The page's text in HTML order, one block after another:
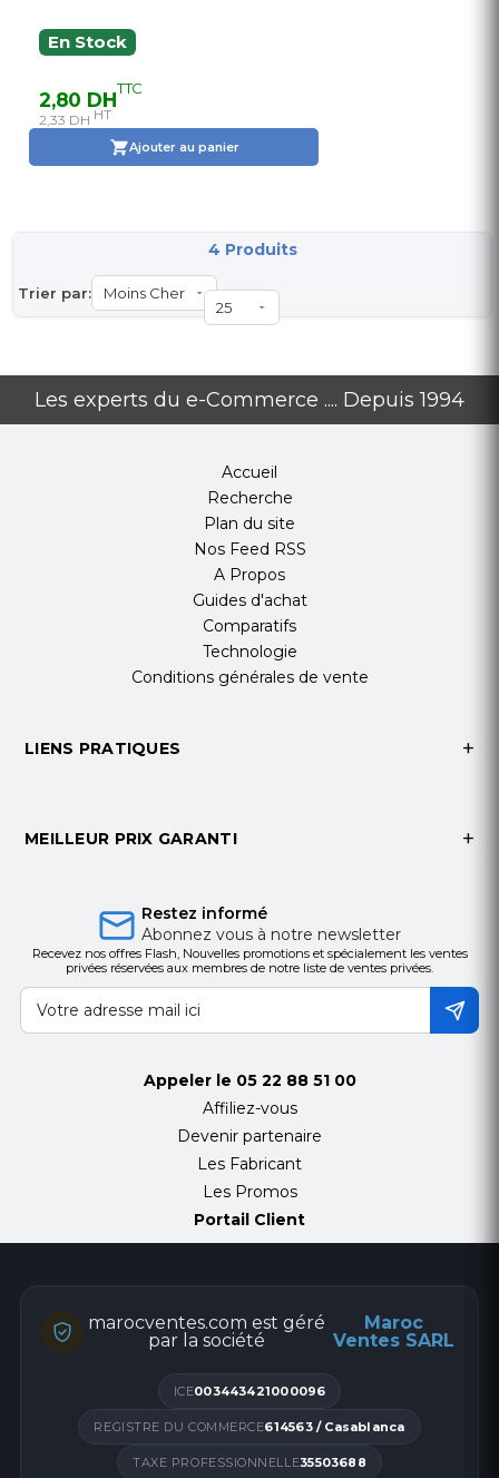
En Stock
2,80 DHTTC
2,33 DH HT
Ajouter au panier
Trier par:
4 Produits
Les experts du e-Commerce .... Depuis 1994
Accueil
Recherche
Plan du site
Nos Feed RSS
A Propos
Guides d'achat
Comparatifs
Technologie
Conditions générales de vente
LIENS PRATIQUES
MEILLEUR PRIX GARANTI
Restez informé
Abonnez vous à notre newsletter
Recevez nos offres Flash, Nouvelles promotions et spécialement les ventes
privées réservées aux membres de notre liste de ventes privées.
Appeler le 05 22 88 51 00
Affiliez-vous
Devenir partenaire
Les Fabricant
Les Promos
Portail Client
marocventes.com est géré
par la société
Maroc
Ventes SARL
ICE003443421000096
REGISTRE DU COMMERCE614563 / Casablanca
TAXE PROFESSIONNELLE35503688